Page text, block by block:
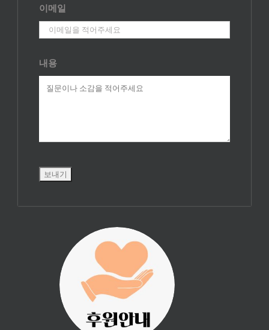
이메일
내용
진리횃불 사역은
여러분의 후원으
로 이루어집니다.